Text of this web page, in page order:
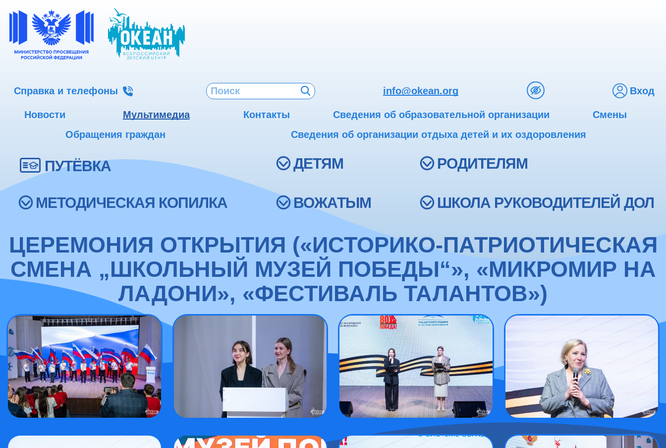
Справка и телефоны info@okean.org Вход
Новости Мультимедиа Контакты Сведения об образовательной организации
Смены
Обращения граждан
Сведения об организации отдыха детей и их оздоровления
ПУТЁВКА ДЕТЯМ РОДИТЕЛЯМ
МЕТОДИЧЕСКАЯ КОПИЛКА ВОЖАТЫМ ШКОЛА РУКОВОДИТЕЛЕЙ ДОЛ
ЦЕРЕМОНИЯ ОТКРЫТИЯ («ИСТОРИКО-ПАТРИОТИЧЕСКАЯ
СМЕНА „ШКОЛЬНЫЙ МУЗЕЙ ПОБЕДЫ“», «МИКРОМИР НА
ЛАДОНИ», «ФЕСТИВАЛЬ ТАЛАНТОВ»)